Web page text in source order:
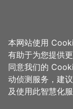
首页 > 想去的地方 >
好室
本网站使用
有助于为您提供
同意我们的
动侦测服务，建
及使用此智慧化服